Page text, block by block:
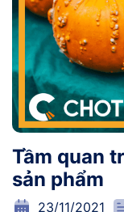
Tầm quan
sản phẩm
23/11/2021